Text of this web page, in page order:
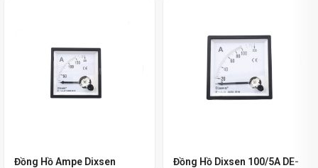
Đồng Hồ Ampe Dixsen
Đồng Hồ Dixsen 100/5A DE-